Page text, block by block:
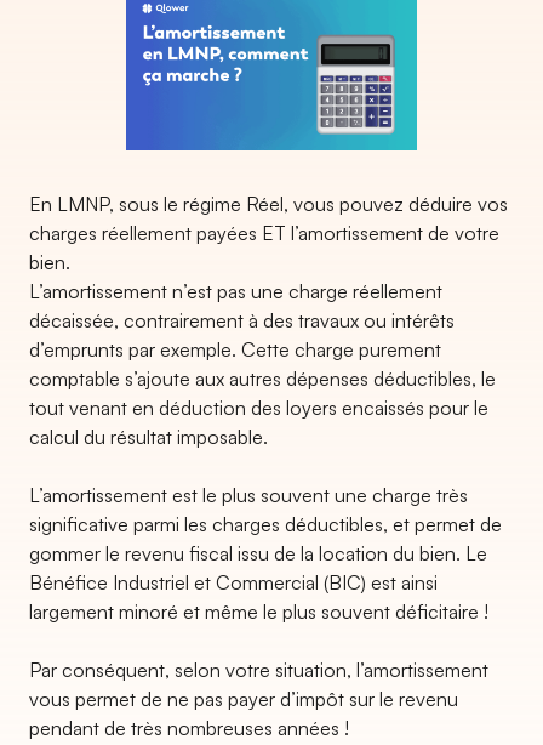
En LMNP, sous le régime Réel, vous pouvez déduire vos
charges réellement payées ET l’amortissement de votre
bien.
L’amortissement n’est pas une charge réellement
décaissée, contrairement à des travaux ou intérêts
d’emprunts par exemple. Cette charge purement
comptable s’ajoute aux autres dépenses déductibles, le
tout venant en déduction des loyers encaissés pour le
calcul du résultat imposable.
L’amortissement est le plus souvent une charge très
significative parmi les charges déductibles, et permet de
gommer le revenu fiscal issu de la location du bien. Le
Bénéfice Industriel et Commercial (BIC) est ainsi
largement minoré et même le plus souvent déficitaire !
Par conséquent, selon votre situation, l’amortissement
vous permet de ne pas payer d’impôt sur le revenu
pendant de très nombreuses années !